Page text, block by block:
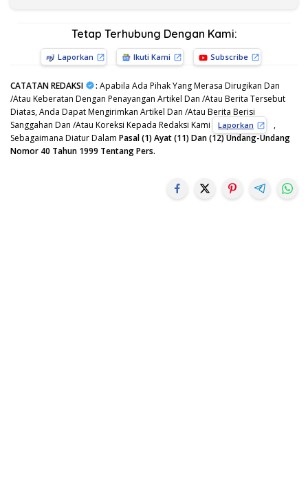
Tetap Terhubung Dengan Kami:
Laporkan Ikuti Kami Subscribe
CATATAN REDAKSI : Apabila Ada Pihak Yang Merasa Dirugikan Dan
/Atau Keberatan Dengan Penayangan Artikel Dan /Atau Berita Tersebut
Diatas, Anda Dapat Mengirimkan Artikel Dan /Atau Berita Berisi
Sanggahan Dan /Atau Koreksi Kepada Redaksi Kami
Laporkan
,
Sebagaimana Diatur Dalam Pasal (1) Ayat (11) Dan (12) Undang-Undang
Nomor 40 Tahun 1999 Tentang Pers.